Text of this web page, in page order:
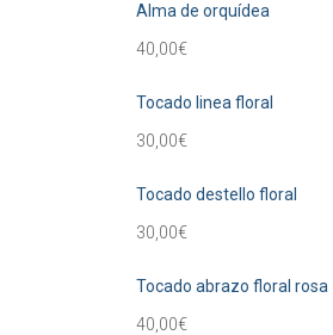
Alma de orquídea
40,00€
Tocado linea floral
30,00€
Tocado destello floral
30,00€
Tocado abrazo floral rosa
40,00€